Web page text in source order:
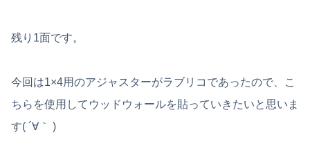
残り1面です。
今回は1×4用のアジャスターがラブリコであったので、こ
ちらを使用してウッドウォールを貼っていきたいと思いま
す( ´∀｀ )